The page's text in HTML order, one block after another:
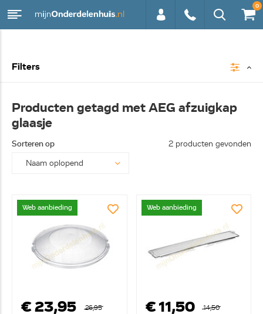
0
Filters
Producten getagd met AEG afzuigkap
glaasje
Sorteren op 2 producten gevonden
Web aanbieding
€ 23,95
26,95
Web aanbieding
€ 11,50
14,50